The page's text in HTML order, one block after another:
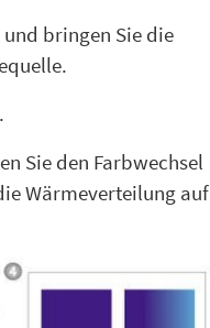
und bringen Sie die
Sie den Farbwechsel
Wärmeverteilung auf